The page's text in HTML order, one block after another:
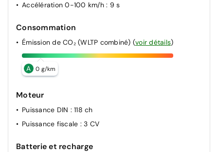
Accélération 0-100 km/h : 9 s
Consommation
Émission de CO₂ (WLTP combiné) (voir détails)
A 0 g/km
Moteur
Puissance DIN : 118 ch
Puissance fiscale : 3 CV
Batterie et recharge